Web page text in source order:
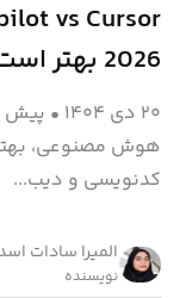
2026 بهتر است؟
۲۰ دی ۱۴۰۴ • پیش
هوش مصنوعی،
کدنویسی و دیب...
المیرا سادات
نویسنده